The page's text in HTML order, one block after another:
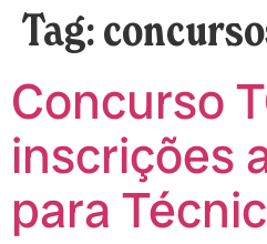
Tag:
Concurso
inscrições
para